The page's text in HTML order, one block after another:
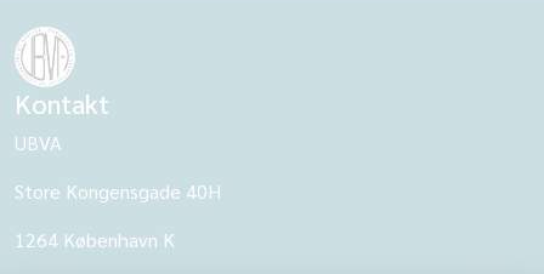
Kontakt
UBVA
Store Kongensgade 40H
1264 København K